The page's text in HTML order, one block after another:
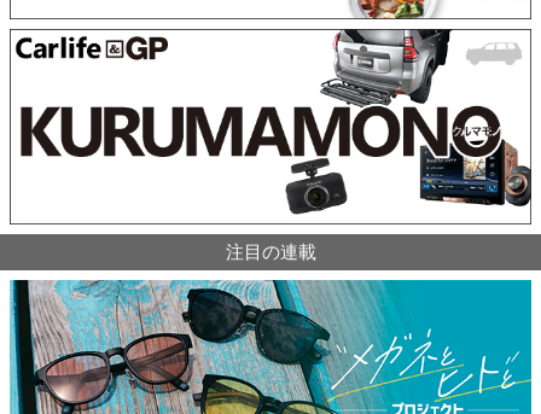
注目の連載